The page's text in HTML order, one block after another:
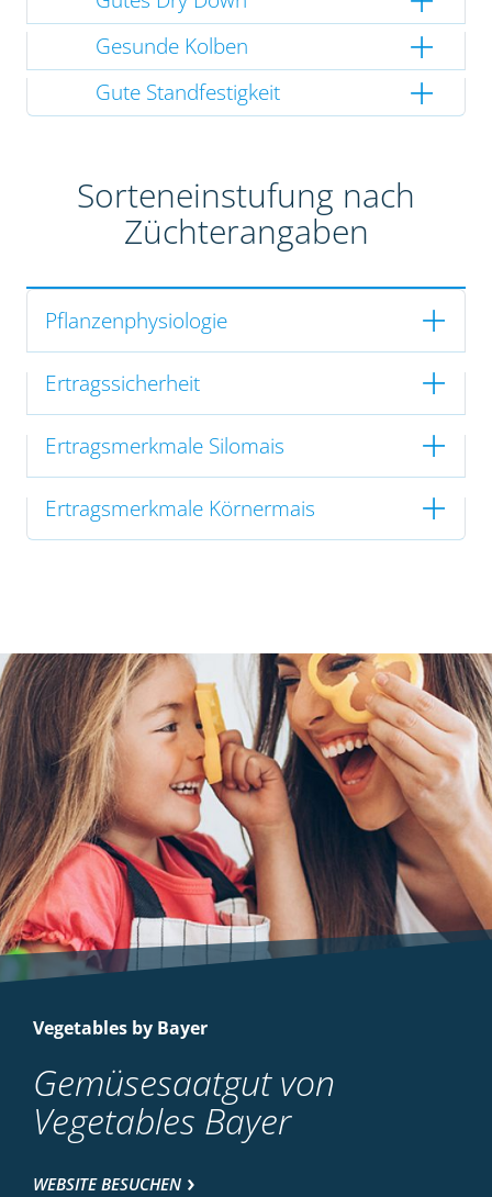
Gesunde Kolben
Gute Standfestigkeit
Sorteneinstufung nach
Züchterangaben
Pflanzenphysiologie
Ertragssicherheit
Ertragsmerkmale Silomais
Ertragsmerkmale Körnermais
Vegetables by Bayer
Gemüsesaatgut von
Vegetables Bayer
WEBSITE BESUCHEN